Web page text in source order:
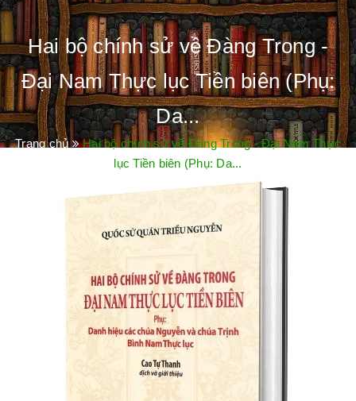
Hai bộ chính sử về Đàng Trong -
Đại Nam Thực lục Tiền biên (Phụ:
Da...
Trang chủ
Hai bộ chính sử về Đàng Trong - Đại Nam Thực
lục Tiền biên (Phụ: Da...